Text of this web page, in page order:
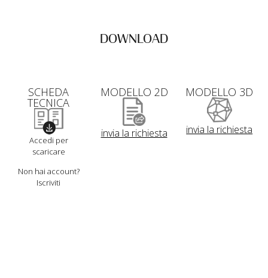
DOWNLOAD
SCHEDA
TECNICA
Accedi per
scaricare
Non hai account?
Iscriviti
MODELLO 2D
invia la richiesta
MODELLO 3D
invia la richiesta